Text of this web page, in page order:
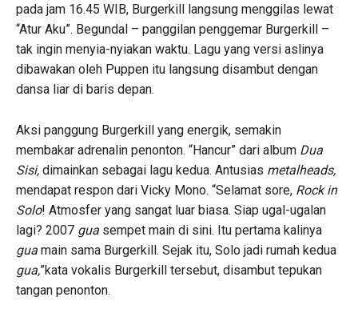
pada jam 16.45 WIB, Burgerkill langsung menggilas lewat
“Atur Aku”. Begundal – panggilan penggemar Burgerkill –
tak ingin menyia-nyiakan waktu. Lagu yang versi aslinya
dibawakan oleh Puppen itu langsung disambut dengan
dansa liar di baris depan.
Aksi panggung Burgerkill yang energik, semakin
membakar adrenalin penonton. “Hancur” dari album Dua
Sisi, dimainkan sebagai lagu kedua. Antusias metalheads,
mendapat respon dari Vicky Mono. “Selamat sore, Rock in
Solo! Atmosfer yang sangat luar biasa. Siap ugal-ugalan
lagi? 2007 gua sempet main di sini. Itu pertama kalinya
gua main sama Burgerkill. Sejak itu, Solo jadi rumah kedua
gua,”kata vokalis Burgerkill tersebut, disambut tepukan
tangan penonton.